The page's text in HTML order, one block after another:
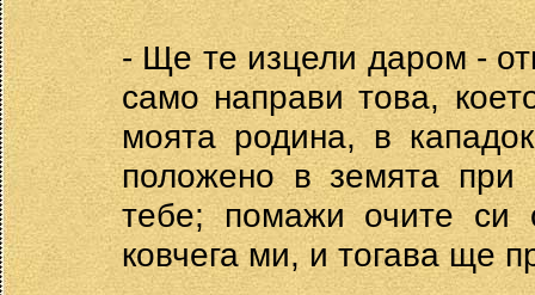
- Ще те изцели даром -
само направи това,
моята родина, в
положено в земята при
тебе; помажи очите си
ковчега ми, и тогава ще